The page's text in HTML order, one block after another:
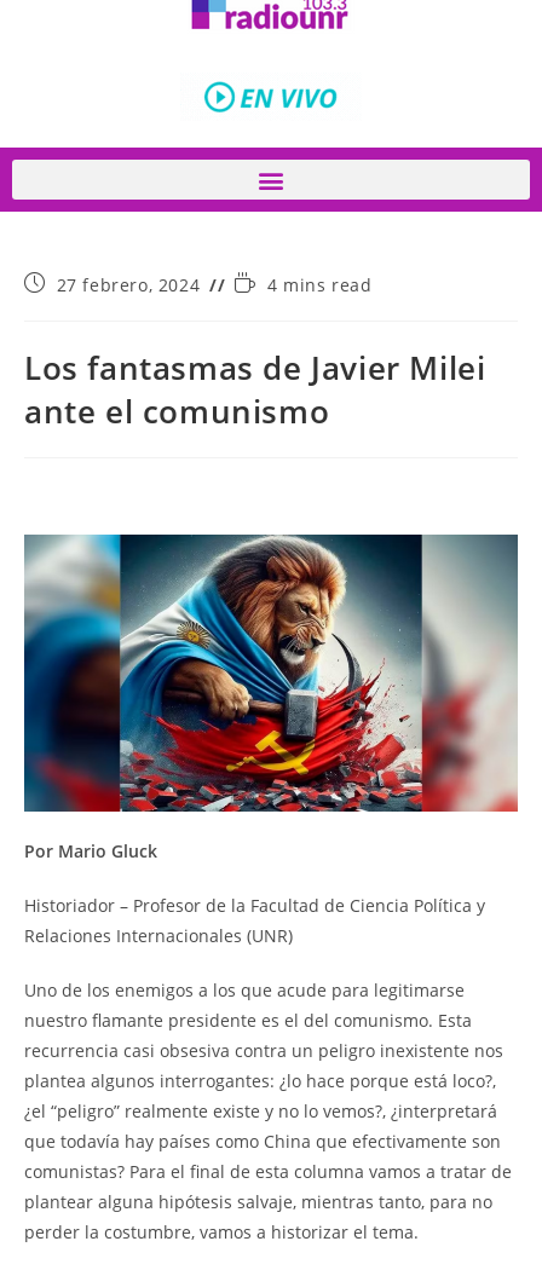
27 febrero, 2024 4 mins read
Los fantasmas de Javier Milei
ante el comunismo
Por Mario Gluck
Historiador – Profesor de la Facultad de Ciencia Política y
Relaciones Internacionales (UNR)
Uno de los enemigos a los que acude para legitimarse
nuestro flamante presidente es el del comunismo. Esta
recurrencia casi obsesiva contra un peligro inexistente nos
plantea algunos interrogantes: ¿lo hace porque está loco?,
¿el “peligro” realmente existe y no lo vemos?, ¿interpretará
que todavía hay países como China que efectivamente son
comunistas? Para el final de esta columna vamos a tratar de
plantear alguna hipótesis salvaje, mientras tanto, para no
perder la costumbre, vamos a historizar el tema.